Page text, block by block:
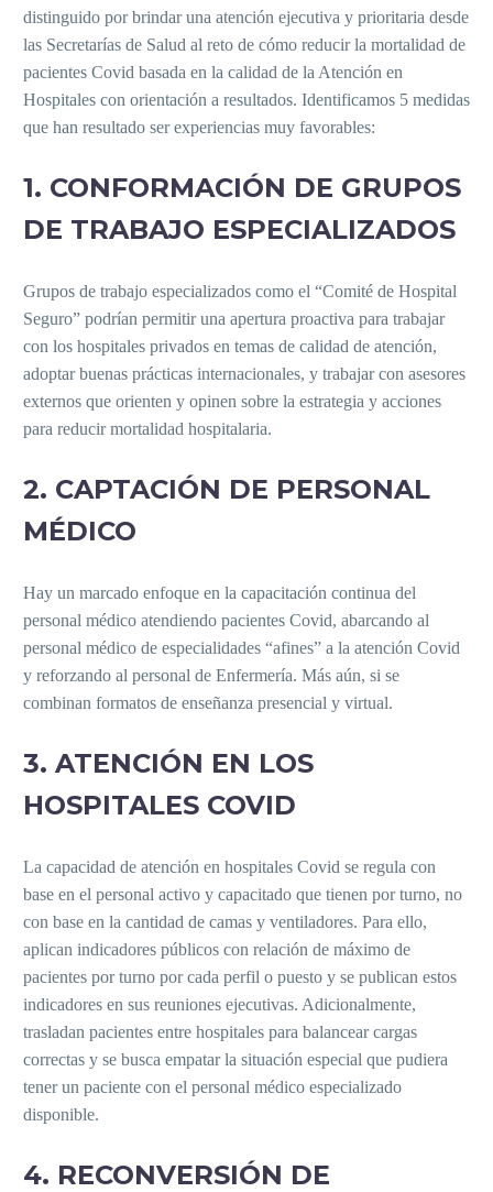
distinguido por brindar una atención ejecutiva y prioritaria desde
las Secretarías de Salud al reto de cómo reducir la mortalidad de
pacientes Covid basada en la calidad de la Atención en
Hospitales con orientación a resultados. Identificamos 5 medidas
que han resultado ser experiencias muy favorables:
1. CONFORMACIÓN DE GRUPOS
DE TRABAJO ESPECIALIZADOS
Grupos de trabajo especializados como el “Comité de Hospital
Seguro” podrían permitir una apertura proactiva para trabajar
con los hospitales privados en temas de calidad de atención,
adoptar buenas prácticas internacionales, y trabajar con asesores
externos que orienten y opinen sobre la estrategia y acciones
para reducir mortalidad hospitalaria.
2. CAPTACIÓN DE PERSONAL
MÉDICO
Hay un marcado enfoque en la capacitación continua del
personal médico atendiendo pacientes Covid, abarcando al
personal médico de especialidades “afines” a la atención Covid
y reforzando al personal de Enfermería. Más aún, si se
combinan formatos de enseñanza presencial y virtual.
3. ATENCIÓN EN LOS
HOSPITALES COVID
La capacidad de atención en hospitales Covid se regula con
base en el personal activo y capacitado que tienen por turno, no
con base en la cantidad de camas y ventiladores. Para ello,
aplican indicadores públicos con relación de máximo de
pacientes por turno por cada perfil o puesto y se publican estos
indicadores en sus reuniones ejecutivas. Adicionalmente,
trasladan pacientes entre hospitales para balancear cargas
correctas y se busca empatar la situación especial que pudiera
tener un paciente con el personal médico especializado
disponible.
4. RECONVERSIÓN DE